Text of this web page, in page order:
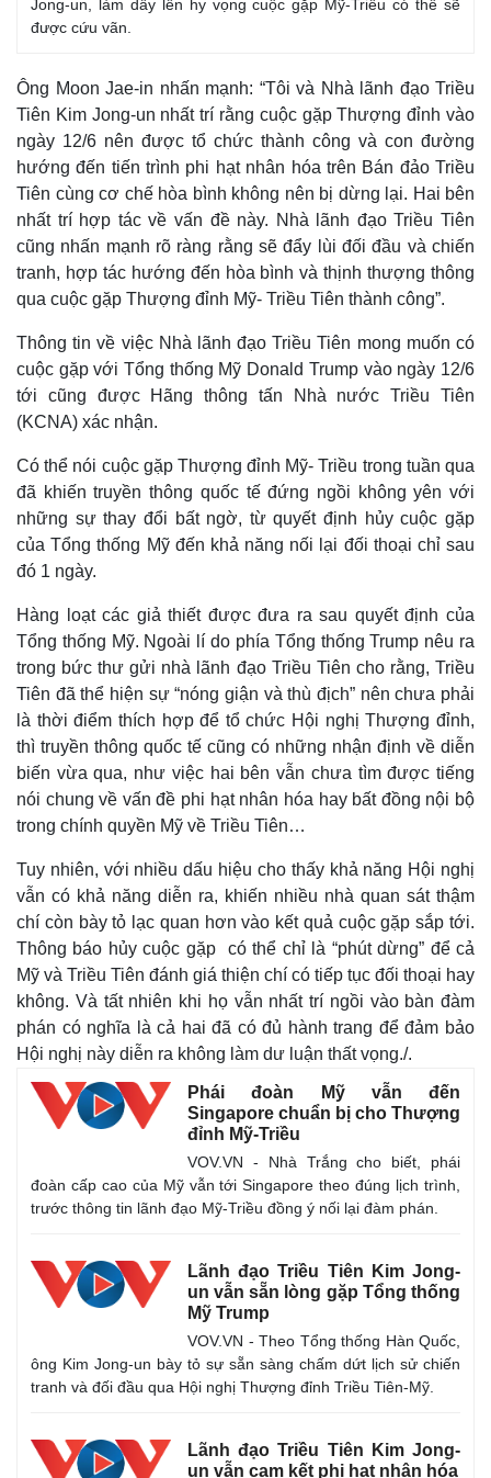
Kinh tế
Bất động sản
Khởi nghiệp
Thị trường
Giá vàng
Tiêu dùng
Tỷ giá
Giá cà phê
Jong-un, làm dấy lên hy vọng cuộc gặp Mỹ-Triều có thể sẽ
được cứu vãn.
Ông Moon Jae-in nhấn mạnh: “Tôi và Nhà lãnh đạo Triều
Tiên Kim Jong-un nhất trí rằng cuộc gặp Thượng đỉnh vào
ngày 12/6 nên được tổ chức thành công và con đường
hướng đến tiến trình phi hạt nhân hóa trên Bán đảo Triều
Tiên cùng cơ chế hòa bình không nên bị dừng lại. Hai bên
nhất trí hợp tác về vấn đề này. Nhà lãnh đạo Triều Tiên
cũng nhấn mạnh rõ ràng rằng sẽ đẩy lùi đối đầu và chiến
tranh, hợp tác hướng đến hòa bình và thịnh thượng thông
qua cuộc gặp Thượng đỉnh Mỹ- Triều Tiên thành công”.
Thông tin về việc Nhà lãnh đạo Triều Tiên mong muốn có
cuộc gặp với Tổng thống Mỹ Donald Trump vào ngày 12/6
tới cũng được Hãng thông tấn Nhà nước Triều Tiên
(KCNA) xác nhận.
Có thể nói cuộc gặp Thượng đỉnh Mỹ- Triều trong tuần qua
đã khiến truyền thông quốc tế đứng ngồi không yên với
những sự thay đổi bất ngờ, từ quyết định hủy cuộc gặp
của Tổng thống Mỹ đến khả năng nối lại đối thoại chỉ sau
đó 1 ngày.
Hàng loạt các giả thiết được đưa ra sau quyết định của
Tổng thống Mỹ. Ngoài lí do phía Tổng thống Trump nêu ra
trong bức thư gửi nhà lãnh đạo Triều Tiên cho rằng, Triều
Tiên đã thể hiện sự “nóng giận và thù địch” nên chưa phải
là thời điểm thích hợp để tổ chức Hội nghị Thượng đỉnh,
thì truyền thông quốc tế cũng có những nhận định về diễn
biến vừa qua, như việc hai bên vẫn chưa tìm được tiếng
nói chung về vấn đề phi hạt nhân hóa hay bất đồng nội bộ
trong chính quyền Mỹ về Triều Tiên…
Tuy nhiên, với nhiều dấu hiệu cho thấy khả năng Hội nghị
vẫn có khả năng diễn ra, khiến nhiều nhà quan sát thậm
chí còn bày tỏ lạc quan hơn vào kết quả cuộc gặp sắp tới.
Thông báo hủy cuộc gặp có thể chỉ là “phút dừng” để cả
Mỹ và Triều Tiên đánh giá thiện chí có tiếp tục đối thoại hay
không. Và tất nhiên khi họ vẫn nhất trí ngồi vào bàn đàm
phán có nghĩa là cả hai đã có đủ hành trang để đảm bảo
Hội nghị này diễn ra không làm dư luận thất vọng./.
Phái đoàn Mỹ vẫn đến
Singapore chuẩn bị cho Thượng
đỉnh Mỹ-Triều
VOV.VN - Nhà Trắng cho biết, phái
đoàn cấp cao của Mỹ vẫn tới Singapore theo đúng lịch trình,
trước thông tin lãnh đạo Mỹ-Triều đồng ý nối lại đàm phán.
Lãnh đạo Triều Tiên Kim Jong-
un vẫn sẵn lòng gặp Tổng thống
Mỹ Trump
VOV.VN - Theo Tổng thống Hàn Quốc,
ông Kim Jong-un bày tỏ sự sẵn sàng chấm dứt lịch sử chiến
tranh và đối đầu qua Hội nghị Thượng đỉnh Triều Tiên-Mỹ.
Lãnh đạo Triều Tiên Kim Jong-
un vẫn cam kết phi hạt nhân hóa